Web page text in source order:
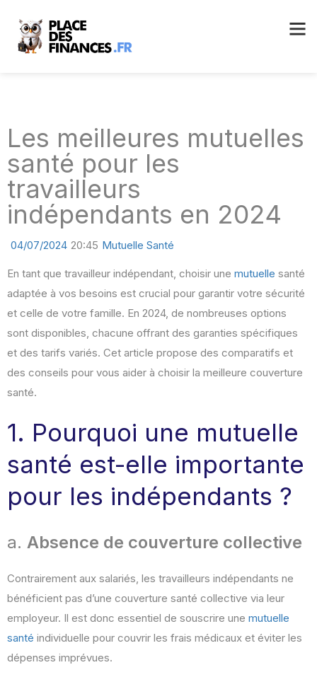
Les meilleures mutuelles
santé pour les
travailleurs
indépendants en 2024
04/07/2024 20:45 Mutuelle Santé
En tant que travailleur indépendant, choisir une mutuelle santé
adaptée à vos besoins est crucial pour garantir votre sécurité
et celle de votre famille. En 2024, de nombreuses options
sont disponibles, chacune offrant des garanties spécifiques
et des tarifs variés. Cet article propose des comparatifs et
des conseils pour vous aider à choisir la meilleure couverture
santé.
1. Pourquoi une mutuelle
santé est-elle importante
pour les indépendants ?
a. Absence de couverture collective
Contrairement aux salariés, les travailleurs indépendants ne
bénéficient pas d’une couverture santé collective via leur
employeur. Il est donc essentiel de souscrire une mutuelle
santé individuelle pour couvrir les frais médicaux et éviter les
dépenses imprévues​.